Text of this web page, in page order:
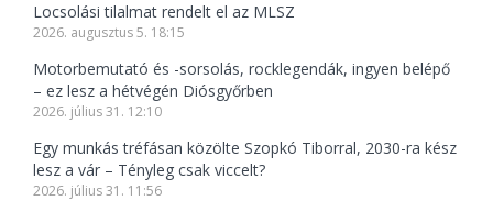
Locsolási tilalmat rendelt el az MLSZ
2026. augusztus 5. 18:15
Motorbemutató és -sorsolás, rocklegendák, ingyen belépő
– ez lesz a hétvégén Diósgyőrben
2026. július 31. 12:10
Egy munkás tréfásan közölte Szopkó Tiborral, 2030-ra kész
lesz a vár – Tényleg csak viccelt?
2026. július 31. 11:56